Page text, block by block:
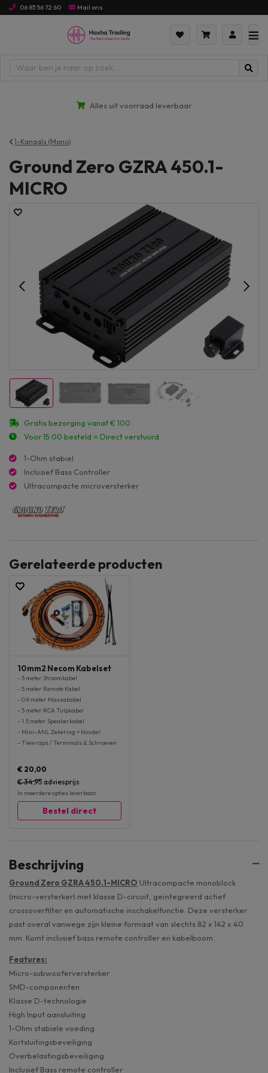
06 83 56 72 60 Mail ons
Alles uit voorraad leverbaar
1-Kanaals (Mono)
Ground Zero GZRA 450.1-
MICRO
1-Ohm stabiel
Inclusief Bass Controller
Ultracompacte microversterker
Gratis bezorging vanaf € 100
Voor 15:00 besteld = Direct verstuurd
Beschrijving
Ground Zero GZRA 450.1-MICRO Ultracompacte monoblock
(micro-versterker) met klasse D-circuit, geïntegreerd actief
crossoverfilter en automatische inschakelfunctie. Deze versterker
past overal vanwege zijn kleine formaat van slechts 82 x 142 x 40
mm. Komt inclusief bass remote controller en kabelboom.
Features:
Micro-subwooferversterker
SMD-componenten
Klasse D-technologie
High Input aansluiting
1-Ohm stabiele voeding
Kortsluitingsbeveiliging
Overbelastingsbeveiliging
Inclusief Bass remote controller
Gerelateerde producten
10mm2 Necom Kabelset
- 5 meter Stroomkabel
- 5 meter Remote Kabel
- 0.9 meter Massakabel
- 5 meter RCA Tulpkabel
- 1.5 meter Speakerkabel
- Mini-ANL Zekering + Houder
- Tiewraps / Terminals & Schroeven
€ 20,00
€ 34,95 adviesprijs
In meerdere opties leverbaar
Bestel direct